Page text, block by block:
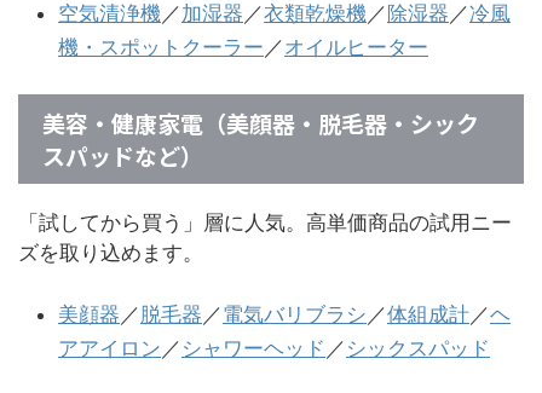
空気清浄機／加湿器 ／衣類乾燥機／ 除湿器 ／冷風
機・スポットクーラー ／オイルヒーター
美容・健康家電（美顔器・脱毛器・シック
スパッドなど）
「試してから買う」層に人気。高単価商品の試用ニー
ズを取り込めます。
美顔器 ／脱毛器 ／電気バリブラシ ／体組成計 ／ヘ
アアイロン ／ シャワーヘッド ／ シックスパッド